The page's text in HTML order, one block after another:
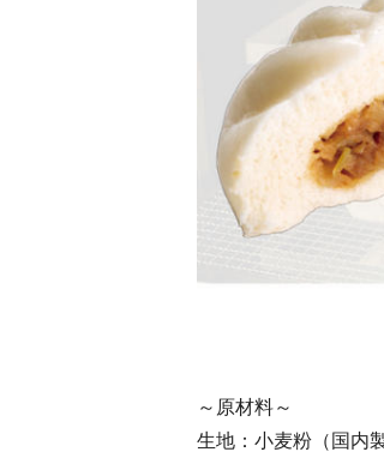
～原材料～
生地：小麦粉（国内